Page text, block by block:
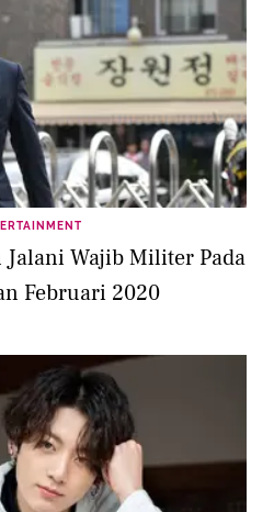
Wajib Militer Pada
Februari 2020